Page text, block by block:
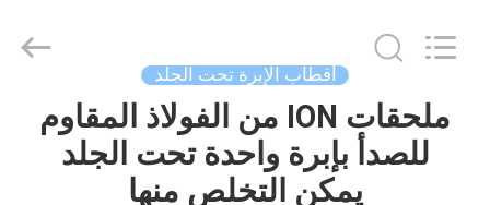
منزل،
Electronics
Co.,Ltd..
أقطاب الإبرة تحت الجلد
ملحقات ION من الفولاذ المقاوم
للصدأ بإبرة واحدة تحت الجلد
يمكن التخلص منها